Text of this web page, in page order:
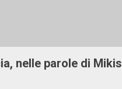
nelle parole di Mikis